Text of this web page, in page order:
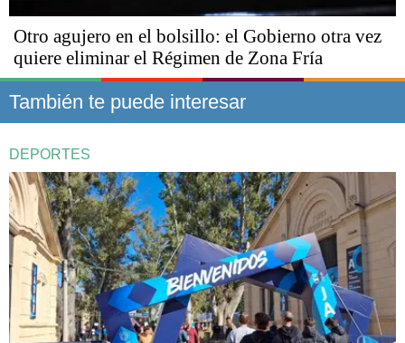
Otro agujero en el bolsillo: el Gobierno otra vez
quiere eliminar el Régimen de Zona Fría
También te puede interesar
DEPORTES